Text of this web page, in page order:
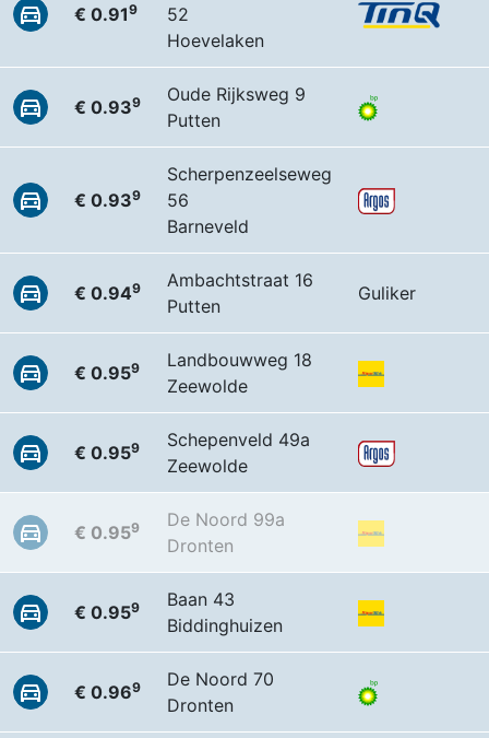
€ 0.919
52
Hoevelaken
€ 0.939
Oude Rijksweg 9
Putten
€ 0.939
Scherpenzeelseweg
56
Barneveld
€ 0.949
Ambachtstraat 16
Putten
Guliker
€ 0.959
Landbouwweg 18
Zeewolde
€ 0.959
Schepenveld 49a
Zeewolde
€ 0.959
De Noord 99a
Dronten
€ 0.959
Baan 43
Biddinghuizen
€ 0.969
De Noord 70
Dronten